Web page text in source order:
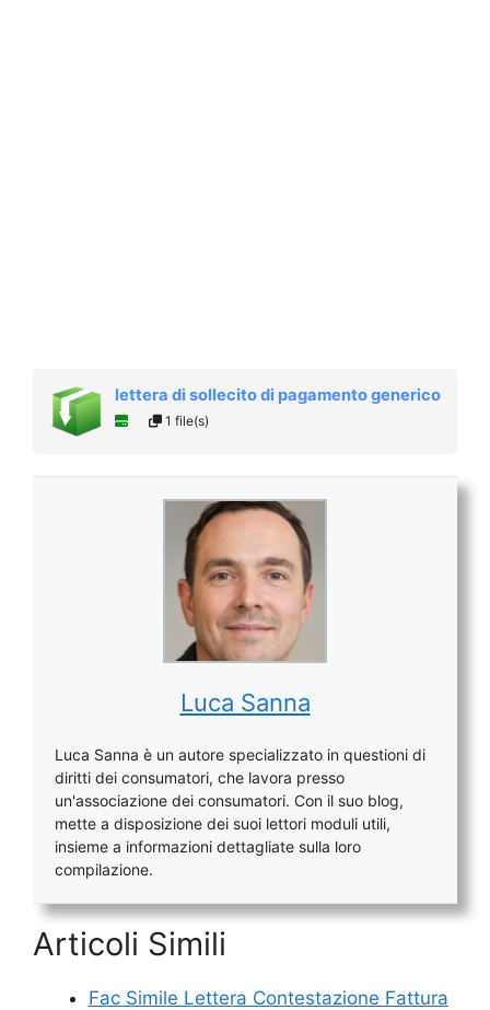
lettera di sollecito di pagamento generico
1 file(s)
Luca Sanna
Luca Sanna è un autore specializzato in questioni di
diritti dei consumatori, che lavora presso
un'associazione dei consumatori. Con il suo blog,
mette a disposizione dei suoi lettori moduli utili,
insieme a informazioni dettagliate sulla loro
compilazione.
Articoli Simili
Fac Simile Lettera Contestazione Fattura